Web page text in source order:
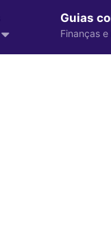
Guias
Finanças e